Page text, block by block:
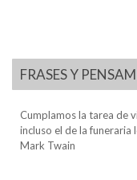
FRASES Y
Cumplamos la tarea de
incluso el de la funeraria
Mark Twain